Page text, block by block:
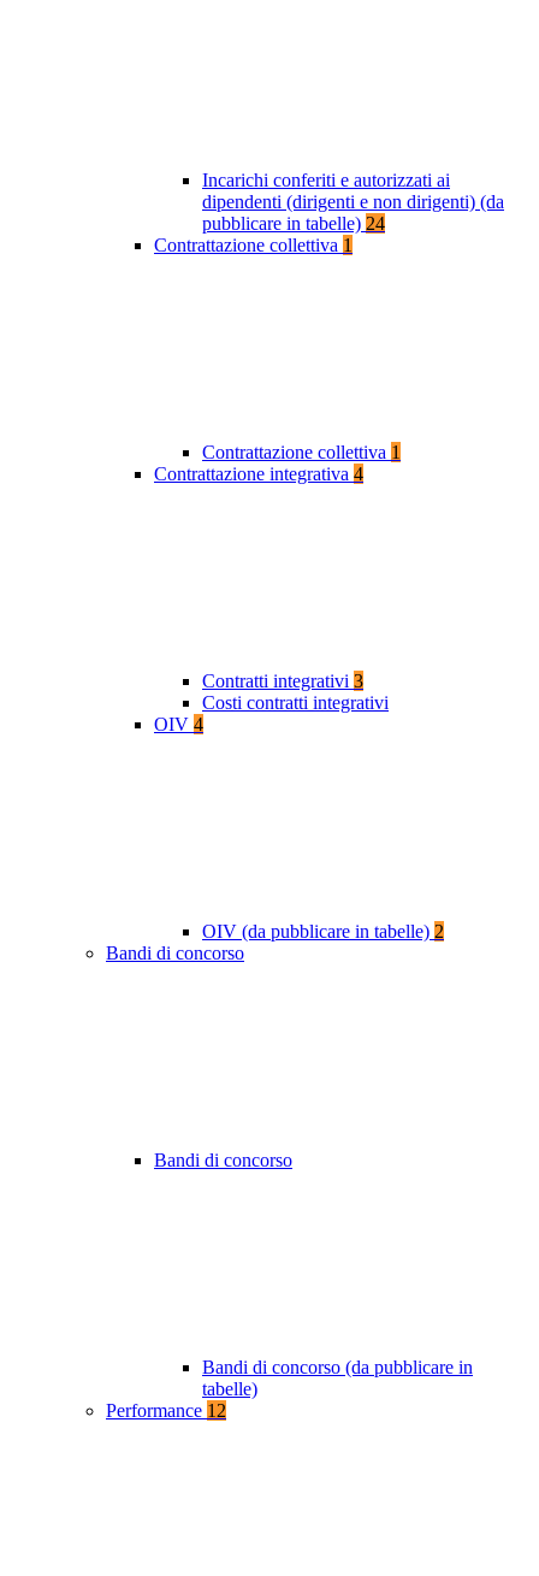
Incarichi conferiti e autorizzati ai
dipendenti (dirigenti e non dirigenti) (da
pubblicare in tabelle) 24
Contrattazione collettiva 1
Contrattazione collettiva 1
Contrattazione integrativa 4
Contratti integrativi 3
Costi contratti integrativi
OIV 4
OIV (da pubblicare in tabelle) 2
Bandi di concorso
Bandi di concorso
Bandi di concorso (da pubblicare in
tabelle)
Performance 12